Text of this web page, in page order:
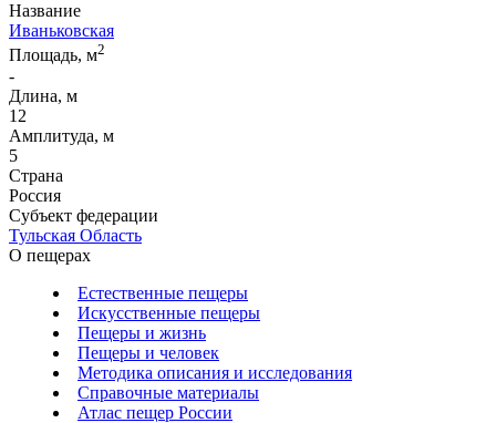
Название
Иваньковская
Площадь, м2
-
Длина, м
12
Амплитуда, м
5
Страна
Россия
Субъект федерации
Тульская Область
О пещерах
Естественные пещеры
Искусственные пещеры
Пещеры и жизнь
Пещеры и человек
Методика описания и исследования
Справочные материалы
Атлас пещер России